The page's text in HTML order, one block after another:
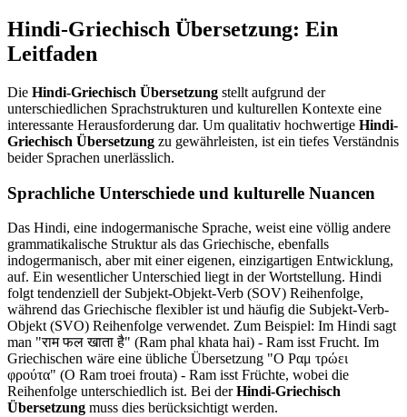
Hindi-Griechisch Übersetzung: Ein
Leitfaden
Die Hindi-Griechisch Übersetzung stellt aufgrund der
unterschiedlichen Sprachstrukturen und kulturellen Kontexte eine
interessante Herausforderung dar. Um qualitativ hochwertige Hindi-
Griechisch Übersetzung zu gewährleisten, ist ein tiefes Verständnis
beider Sprachen unerlässlich.
Sprachliche Unterschiede und kulturelle Nuancen
Das Hindi, eine indogermanische Sprache, weist eine völlig andere
grammatikalische Struktur als das Griechische, ebenfalls
indogermanisch, aber mit einer eigenen, einzigartigen Entwicklung,
auf. Ein wesentlicher Unterschied liegt in der Wortstellung. Hindi
folgt tendenziell der Subjekt-Objekt-Verb (SOV) Reihenfolge,
während das Griechische flexibler ist und häufig die Subjekt-Verb-
Objekt (SVO) Reihenfolge verwendet. Zum Beispiel: Im Hindi sagt
man "राम फल खाता है" (Ram phal khata hai) - Ram isst Frucht. Im
Griechischen wäre eine übliche Übersetzung "Ο Ραμ τρώει
φρούτα" (O Ram troei frouta) - Ram isst Früchte, wobei die
Reihenfolge unterschiedlich ist. Bei derHindi-Griechisch
Übersetzung muss dies berücksichtigt werden.